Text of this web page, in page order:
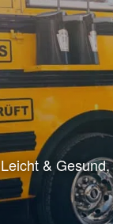
Leicht & Gesund